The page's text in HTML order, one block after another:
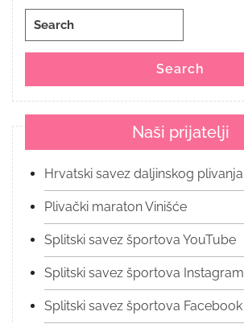
Search
Search
Naši prijatelji
Hrvatski savez daljinskog plivanja
Plivački maraton Vinišće
Splitski savez športova YouTube
Splitski savez športova Instagram
Splitski savez športova Facebook